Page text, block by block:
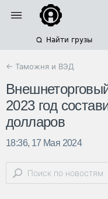
Найти грузы
← Таможня и ВЭД
2023 год
долларов
18:36, 17 Мая 2024